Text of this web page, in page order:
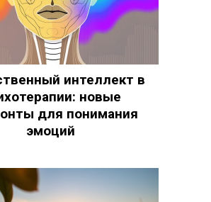
интеллект в
новые
для понимания
эмоций